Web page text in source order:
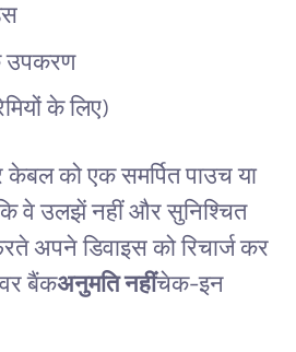
उपकरण
के लिए)
को एक समर्पित पाउच या
वे उलझें नहीं और सुनिश्चित
अपने डिवाइस को रिचार्ज कर
बैंकअनुमति नहींचेक-इन